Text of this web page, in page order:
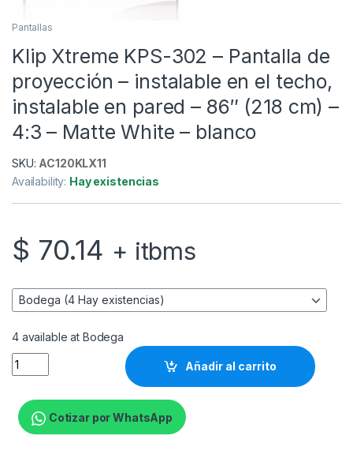
Pantallas
Klip Xtreme KPS-302 – Pantalla de
proyección – instalable en el techo,
instalable en pared – 86″ (218 cm) –
4:3 – Matte White – blanco
SKU: AC120KLX11
Availability: Hay existencias
$ 70.14 + itbms
4 available at Bodega
Klip Xtreme KPS-302 - Pantalla de proyección - instalable
Añadir al carrito
Cotizar por WhatsApp